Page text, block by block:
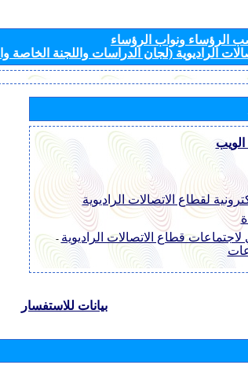
الرؤساء ونواب الرؤساء
الراديوية (لجان الدراسات واللجنة الخاصة
لقطاع الاتصالات الراديوية
لاجتماعات قطاع الاتصالات الراديوية -
بيانات للاستفسار